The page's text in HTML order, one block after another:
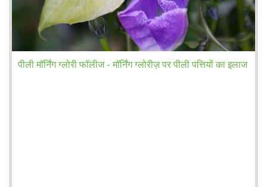
पीली मॉर्निंग ग्लोरी फॉलीज - मॉर्निंग ग्लोरीज़ पर पीली पत्तियों का इलाज